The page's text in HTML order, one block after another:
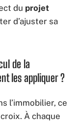
du projet
d’ajuster sa
de la
les appliquer ?
l’immobilier, ce
À chaque